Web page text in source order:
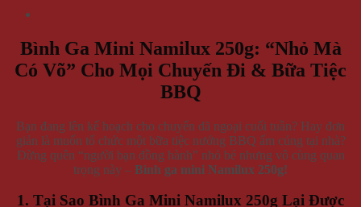
Bình Ga Mini Namilux 250g: “Nhỏ Mà
Có Võ” Cho Mọi Chuyến Đi & Bữa Tiệc
BBQ
Bạn đang lên kế hoạch cho chuyến dã ngoại cuối tuần? Hay đơn
giản là muốn tổ chức một bữa tiệc nướng BBQ ấm cúng tại nhà?
Đừng quên “người bạn đồng hành” nhỏ bé nhưng vô cùng quan
trọng này – Bình ga mini Namilux 250g!
1. Tại Sao Bình Ga Mini Namilux 250g Lại Được